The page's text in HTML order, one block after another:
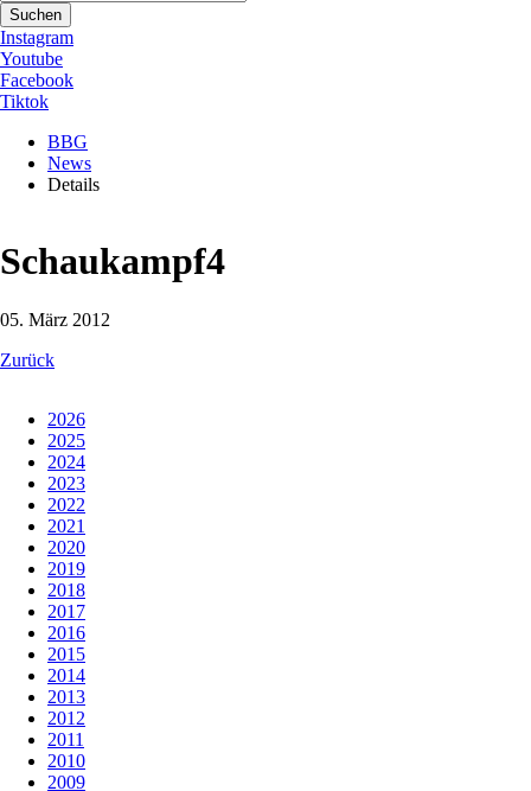
Suchen
Instagram
Youtube
Facebook
Tiktok
BBG
News
Details
Schaukampf4
05. März 2012
Zurück
2026
2025
2024
2023
2022
2021
2020
2019
2018
2017
2016
2015
2014
2013
2012
2011
2010
2009